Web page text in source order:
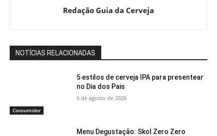
Redação Guia da Cerveja
NOTÍCIAS RELACIONADAS
Consumidor
5 estilos de cerveja IPA para presentear
no Dia dos Pais
6 de agosto de 2026
Menu Degustação: Skol Zero Zero